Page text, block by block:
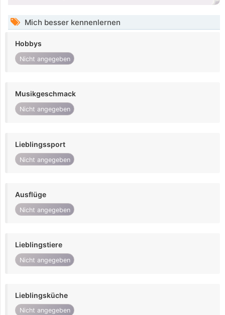
Mich besser kennenlernen
Hobbys
Nicht angegeben
Musikgeschmack
Nicht angegeben
Lieblingssport
Nicht angegeben
Ausflüge
Nicht angegeben
Lieblingstiere
Nicht angegeben
Lieblingsküche
Nicht angegeben